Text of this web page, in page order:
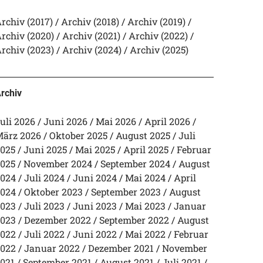
(2017) Archiv (2018)
Archiv (2019)
(2020)
Archiv (2021)
Archiv (2022)
(2023)
Archiv (2024) Archiv (2025)
2026 Juni 2026 Mai 2026
April 2026
2026
Oktober 2025 August 2025
Juli
Juni 2025 Mai 2025 April 2025
Februar
November 2024 September 2024
August
Juli 2024 Juni 2024 Mai 2024
April
Oktober 2023 September 2023
August
Juli 2023 Juni 2023 Mai 2023
Januar
Dezember 2022 September 2022
August
Juli 2022 Juni 2022 Mai 2022
Februar
Januar 2022 Dezember 2021
November